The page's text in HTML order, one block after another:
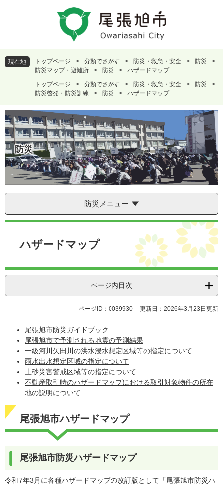
頭
で
飛
ば
文
へ
現在地 トップページ > 分類でさがす > 防災・救急・安全 > 防災
>
防災マップ・避難所
> 防災 >
ハザードマップ
トップページ
> 分類でさがす > 防災・救急・安全 > 防災
>
防災啓発・防災訓練
> 防災 > ハザードマップ
防災
防災メニュー
本
ハザードマップ
ページ内目次
ページID：0039930 更新日：2026年3月23日更新
尾張旭市防災ガイドブック
尾張旭市で予測される地震の予測結果
一級河川矢田川の洪水浸水想定区域等の指定について
雨水出水想定区域の指定について
土砂災害警戒区域等の指定について
不動産取引時のハザードマップにおける取引対象物件の所在
地の説明について
尾張旭市ハザードマップ
尾張旭市防災ハザードマップ
令和7年3月に各種ハザードマップの改訂版として「尾張旭市防災ハ